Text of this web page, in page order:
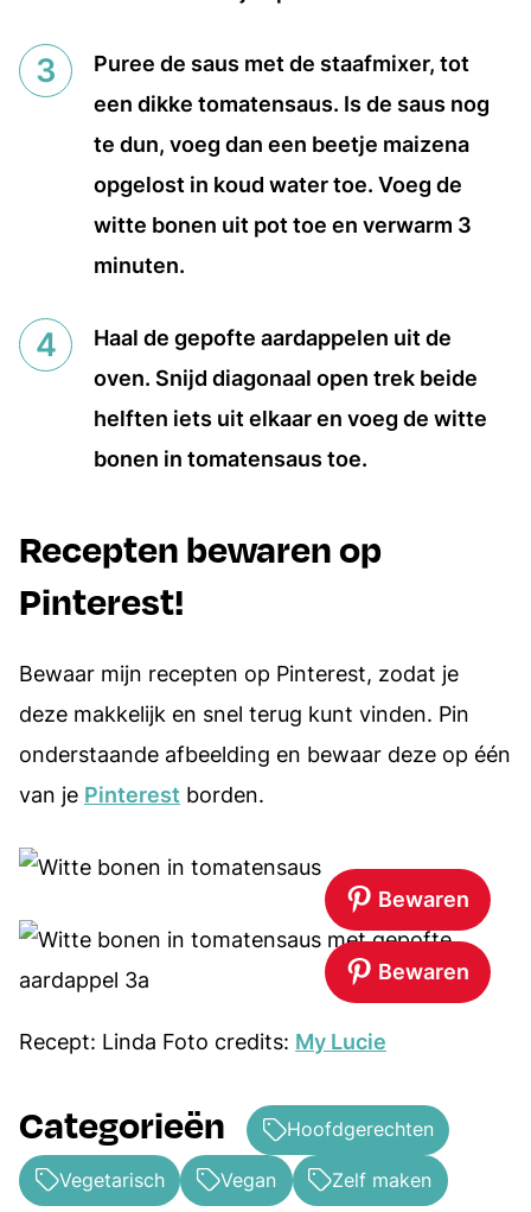
Puree de saus met de staafmixer, tot
een dikke tomatensaus. Is de saus nog
te dun, voeg dan een beetje maizena
opgelost in koud water toe. Voeg de
witte bonen uit pot toe en verwarm 3
minuten.
Haal de gepofte aardappelen uit de
oven. Snijd diagonaal open trek beide
helften iets uit elkaar en voeg de witte
bonen in tomatensaus toe.
Recepten bewaren op
Pinterest!
Bewaar mijn recepten op Pinterest, zodat je
deze makkelijk en snel terug kunt vinden. Pin
onderstaande afbeelding en bewaar deze op één
van je Pinterest borden.
Bewaren
Bewaren
Recept: Linda Foto credits: My Lucie
Categorieën Hoofdgerechten
Vegetarisch Vegan Zelf maken